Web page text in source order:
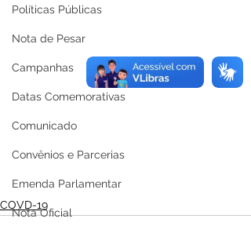
Políticas Públicas
Nota de Pesar
Campanhas
Datas Comemorativas
Comunicado
Convênios e Parcerias
Emenda Parlamentar
Nota Oficial
COVD-19